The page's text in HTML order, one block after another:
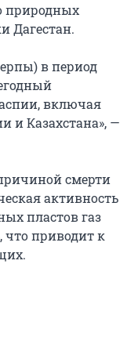
природных
Дагестан.
в период
включая
и Казахстана», —
смерти
активность
пластов газ
что приводит к